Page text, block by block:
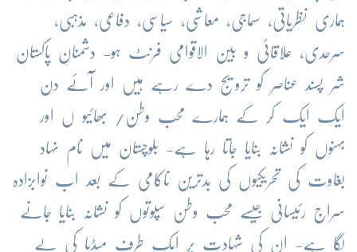
ہماری نظریاتی، سماجی، معاشی، سیاسی، دفاعی، مذہبی،
سرحدی، علاقائی و بین الاقوامی فرنٹ ہو- دشمنانِ پاکستان
شر پسند عناصر کو ترویج دے رہے ہیں اور آئے دن
ایک ایک کر کے ہمارے محب وطن/ بھائیو ں اور
بہنوں کو نشانہ بنایا جاتا رہا ہے- بلوچستان میں نام نہاد
بغاوت کی تحریکیوں کی بدترین ناکامی کے بعد اب نوابزادہ
سراج رئیسانی جیسے محب وطن سپوتوں کو نشانہ بنایا جانے
لگا ہے- ان کی شہادت پر ایک طرف میڈیا کی بے